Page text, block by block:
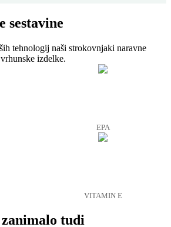
sestavine
tehnologij naši strokovnjaki naravne
izdelke.
EPA
VITAMIN E
tudi